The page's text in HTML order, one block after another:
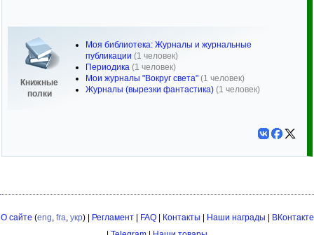
Книжные
полки
Моя библиотека: Журналы и журнальные
публикации (1 человек)
Периодика (1 человек)
Мои журналы "Вокруг света" (1 человек)
Журналы (вырезки фантастика) (1 человек)
О сайте (eng, fra, укр) | Регламент| FAQ| Контакты Наши награды
ВКонтакте